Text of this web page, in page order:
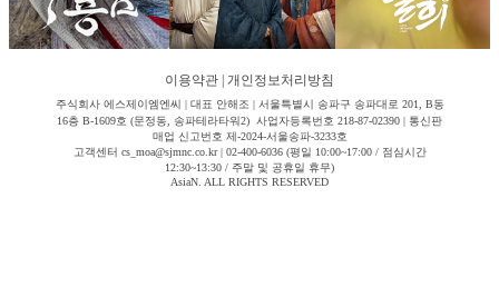
이용약관 개인정보처리방침
주식회사 에스제이엠엔씨 | 대표 안해조 | 서울특별시 송파구 송파대로 201, B동
16층 B-1609호 (문정동, 송파테라타워2) 사업자등록번호 218-87-02390 | 통신판
매업 신고번호 제-2024-서울송파-3233호
고객센터 cs_moa@sjmnc.co.kr | 02-400-6036 (평일 10:00~17:00 / 점심시간
12:30~13:30 / 주말 및 공휴일 휴무)
AsiaN. ALL RIGHTS RESERVED